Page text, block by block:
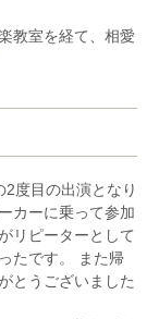
ハウス管弦楽団
クラスを修了。
ュ・ミュージッ
ル室内楽部門全国
23シーズンレジ
ズンアソシエイ
オーケストラの客
教室を経て、相愛
専攻を首席で卒業
ーランド国立ショ
国際音楽フェステ
恵子、井上麻紀、
良希愛、小林仁の
弥の各氏に師事。
ェスティバル夢コ
・フィルハーモニ
度目の出演となり
カーに乗って参加
リピーターとして
たです。 また帰
とうございました